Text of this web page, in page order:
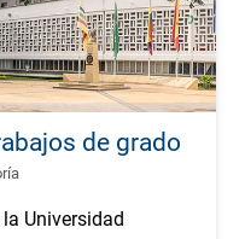
de grado
Universidad